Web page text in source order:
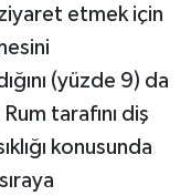
etmek için
(yüzde 9) da
tarafını diş
konusunda